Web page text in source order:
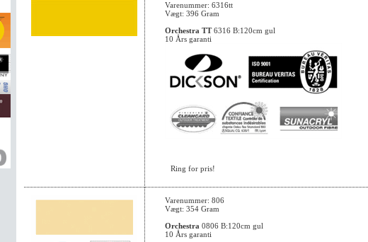
Varenummer: 6316tt
Vægt: 396 Gram
Orchestra TT6316 B:120cm gul
10 Års garanti
Ring for pris!
Varenummer: 806
Vægt: 354 Gram
Orchestra 0806 B:120cm gul
10 Års garanti